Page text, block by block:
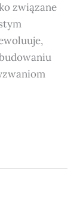
związane